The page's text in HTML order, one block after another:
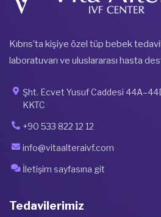
Kıbrıs’ta kişiye özel tüp bebek
laboratuvarı ve uluslararası hasta
Şht. Ecvet Yusuf Caddesi
KKTC
+90 533 822 12 12
info@vitaalteraivf.com
İletişim sayfasına git
Tedavilerimiz